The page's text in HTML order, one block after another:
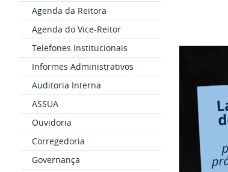
Agenda da Reitora
Agenda do Vice-Reitor
Telefones Institucionais
Informes Administrativos
Auditoria Interna
ASSUA
Ouvidoria
Corregedoria
Governança